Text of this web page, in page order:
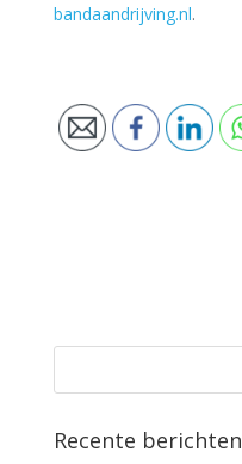
bandaandrijving.nl.
Recente berichten